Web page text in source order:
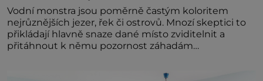
Vodní monstra jsou poměrně častým koloritem
nejrůznějších jezer, řek či ostrovů. Mnozí skeptici to
přikládají hlavně snaze dané místo zviditelnit a
přitáhnout k němu pozornost záhadám